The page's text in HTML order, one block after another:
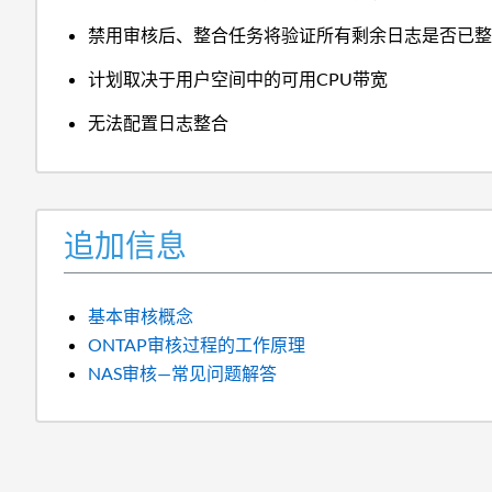
禁用审核后、整合任务将验证所有剩余日志是否已
计划取决于用户空间中的可用CPU带宽
无法配置日志整合
追加信息
基本审核概念
ONTAP审核过程的工作原理
NAS审核—常见问题解答